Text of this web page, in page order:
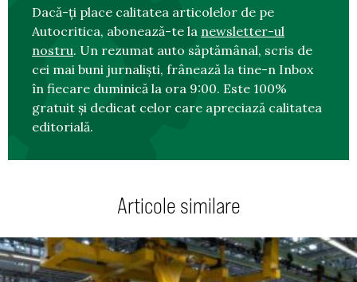
Dacă-ți place calitatea articolelor de pe
Autocritica, abonează-te la newsletter-ul
nostru. Un rezumat auto săptămânal, scris de
cei mai buni jurnaliști, frânează la tine-n Inbox
în fiecare duminică la ora 9:00. Este 100%
gratuit și dedicat celor care apreciază calitatea
editorială.
Articole similare